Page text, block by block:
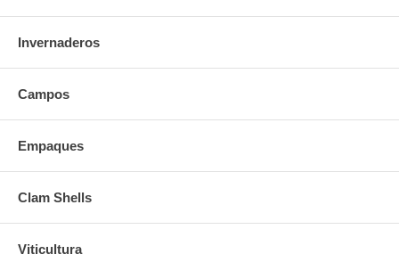
Invernaderos
Campos
Empaques
Clam Shells
Viticultura